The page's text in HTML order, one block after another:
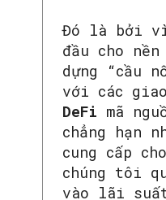
SEARCH...
Đó là bởi
đầu cho
dựng “cầu
với các
DeFi mã
chẳng hạn
cung cấp
chúng tôi
vào lãi